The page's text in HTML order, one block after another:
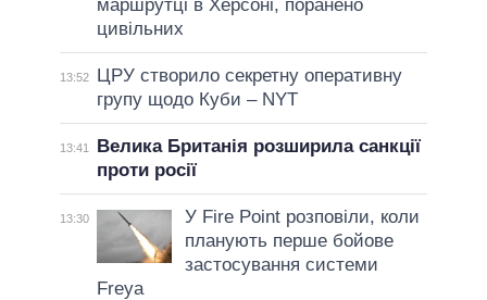
маршрутці в Херсоні, поранено
цивільних
13:52
ЦРУ створило секретну оперативну
групу щодо Куби – NYT
13:41
Велика Британія розширила санкції
проти росії
13:30
У Fire Point розповіли, коли
планують перше бойове
застосування системи
Freya